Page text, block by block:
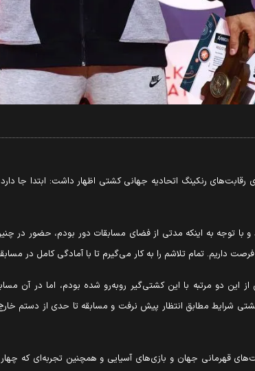
رنکینگ اتحادیه جهانی کشتی اظهار داشت: ابتدا جا
با توجه به اینکه مدتی از فضای مسابقات دور بودم، حضور در
این دو مرتبه با این کشتی‌گیر روبه‌رو شده بودم، اما در آن
شرایط مطابق انتظار پیش نرفت و مسابقه تا حدی از دستم
قهرمانی جهان و بازی‌های آسیایی و همچنین تجربه‌ای